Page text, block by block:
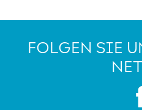
FOLGEN SIE